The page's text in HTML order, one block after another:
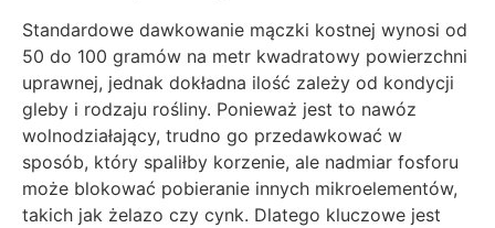
Standardowe dawkowanie mączki kostnej wynosi od
50 do 100 gramów na metr kwadratowy powierzchni
uprawnej, jednak dokładna ilość zależy od kondycji
gleby i rodzaju rośliny. Ponieważ jest to nawóz
wolnodziałający, trudno go przedawkować w
sposób, który spaliłby korzenie, ale nadmiar fosforu
może blokować pobieranie innych mikroelementów,
takich jak żelazo czy cynk. Dlatego kluczowe jest